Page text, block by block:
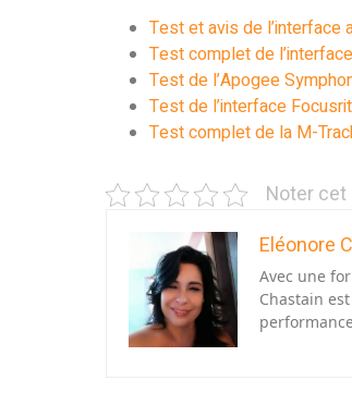
Test et avis de l’interface
Test complet de
Test de l’Apogee
Test de l’interface
Test complet de la M-
Noter cet
Eléonore
Avec une
Chastain